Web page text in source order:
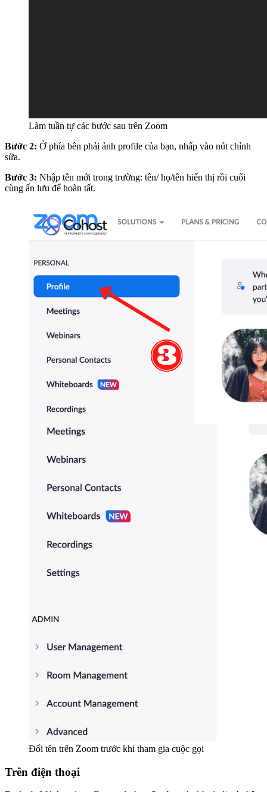
Làm tuần tự các bước sau trên Zoom
Bước 2: Ở phía bên phải ảnh profile của bạn, nhấp vào nút chỉnh
sửa.
Bước 3: Nhập tên mới trong trường: tên/ họ/tên hiển thị rồi cuối
cùng ấn lưu để hoàn tất.
Đổi tên trên Zoom trước khi tham gia cuộc gọi
Trên điện thoại